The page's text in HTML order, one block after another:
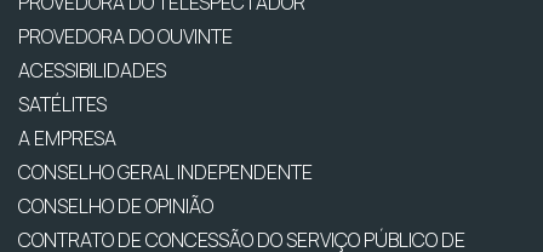
PROVEDORA DO OUVINTE
ACESSIBILIDADES
SATÉLITES
A EMPRESA
CONSELHO GERAL INDEPENDENTE
CONSELHO DE OPINIÃO
CONTRATO DE CONCESSÃO DO SERVIÇO PÚBLICO DE